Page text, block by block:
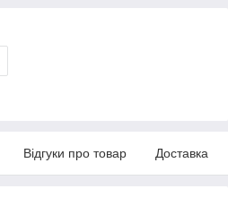
Відгуки про товар Доставка